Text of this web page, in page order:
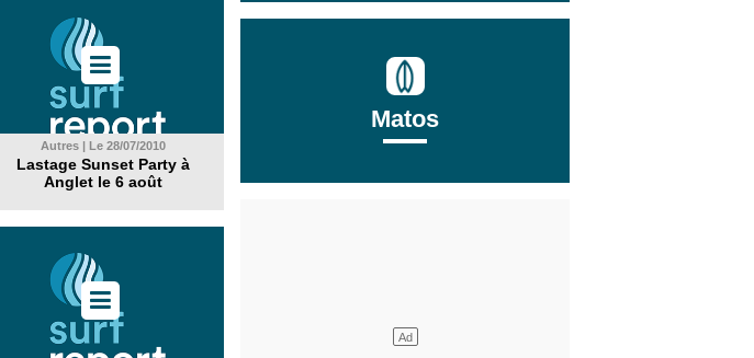
Autres | Le 28/07/2010
Lastage Sunset Party à
Anglet le 6 août
Matos